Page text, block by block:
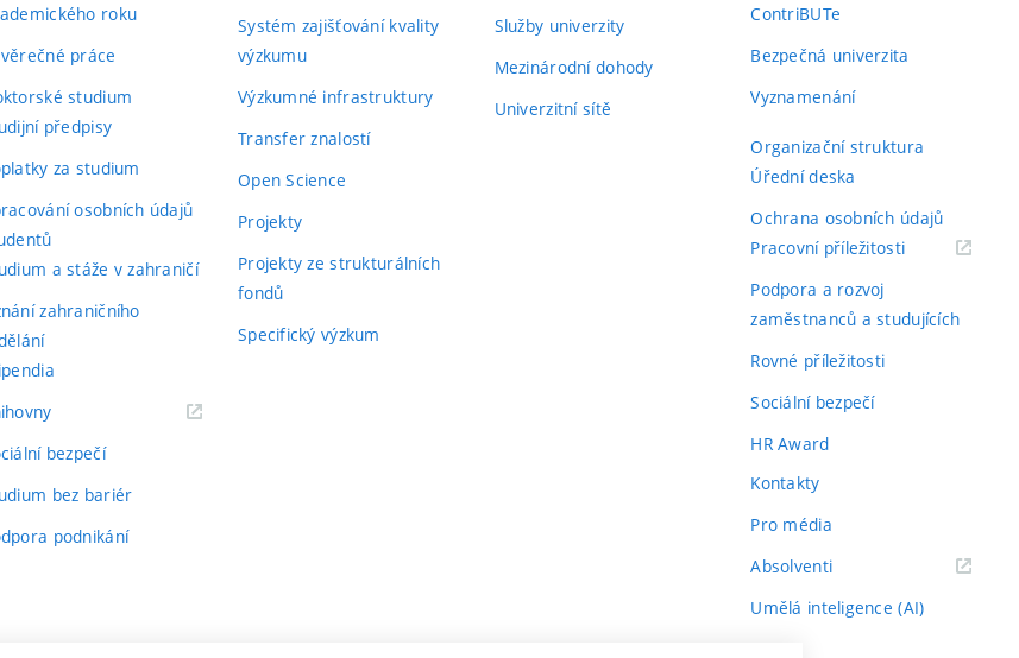
roku
práce
studium
předpisy
za studium
osobních údajů
a stáže v zahraničí
zahraničního
(externí
bezpečí
bez bariér
podnikání
Systém zajišťování kvality
výzkumu
Výzkumné infrastruktury
Transfer znalostí
Open Science
Projekty
Projekty ze strukturálních
fondů
Specifický výzkum
Služby univerzity
Mezinárodní dohody
Univerzitní sítě
ContriBUTe
Bezpečná univerzita
Vyznamenání
Organizační struktura
Úřední deska
Ochrana osobních údajů
Pracovní příležitosti(externí
Podpora a rozvoj
zaměstnanců a studujících
Rovné příležitosti
Sociální bezpečí
HR Award
Kontakty
Pro média
Absolventi(externí
Umělá inteligence (AI)